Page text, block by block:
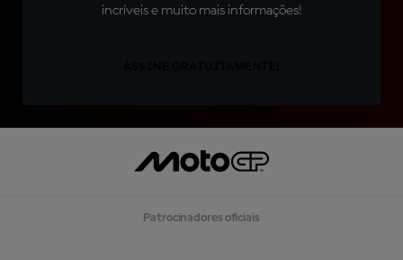
incríveis e muito mais informações!
Patrocinadores oficiais